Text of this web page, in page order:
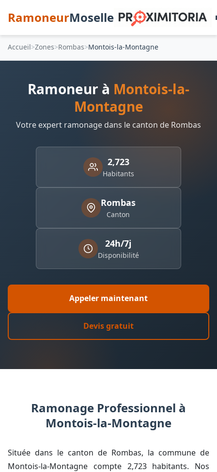
RamoneurMoselle
Accueil Zones Rombas Montois-la-Montagne
Ramoneur à Montois-la-
Montagne
Votre expert ramonage dans le canton de Rombas
2,723
Habitants
Rombas
Canton
24h/7j
Disponibilité
Appeler maintenant
Devis gratuit
Ramonage Professionnel à
Montois-la-Montagne
Située dans le canton de Rombas, la commune de
Montois-la-Montagne compte 2,723 habitants. Nos